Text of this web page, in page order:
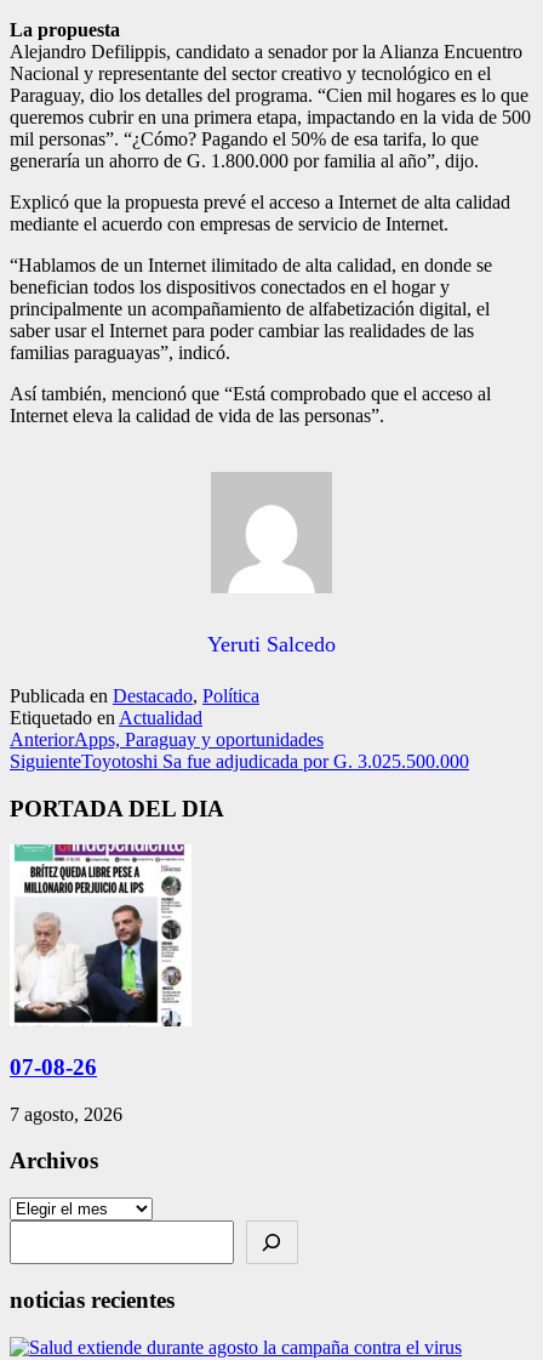
La propuesta
Alejandro Defilippis, candidato a senador por la Alianza Encuentro
Nacional y representante del sector creativo y tecnológico en el
Paraguay, dio los detalles del programa. “Cien mil hogares es lo que
queremos cubrir en una primera etapa, impactando en la vida de 500
mil personas”. “¿Cómo? Pagando el 50% de esa tarifa, lo que
generaría un ahorro de G. 1.800.000 por familia al año”, dijo.
Explicó que la propuesta prevé el acceso a Internet de alta calidad
mediante el acuerdo con empresas de servicio de Internet.
“Hablamos de un Internet ilimitado de alta calidad, en donde se
benefician todos los dispositivos conectados en el hogar y
principalmente un acompañamiento de alfabetización digital, el
saber usar el Internet para poder cambiar las realidades de las
familias paraguayas”, indicó.
Así también, mencionó que “Está comprobado que el acceso al
Internet eleva la calidad de vida de las personas”.
Yeruti Salcedo
Publicada en Destacado, Política
Etiquetado en Actualidad
AnteriorApps, Paraguay y oportunidades
SiguienteToyotoshi Sa fue adjudicada por G. 3.025.500.000
PORTADA DEL DIA
07-08-26
7 agosto, 2026
Archivos
Archivos
noticias recientes